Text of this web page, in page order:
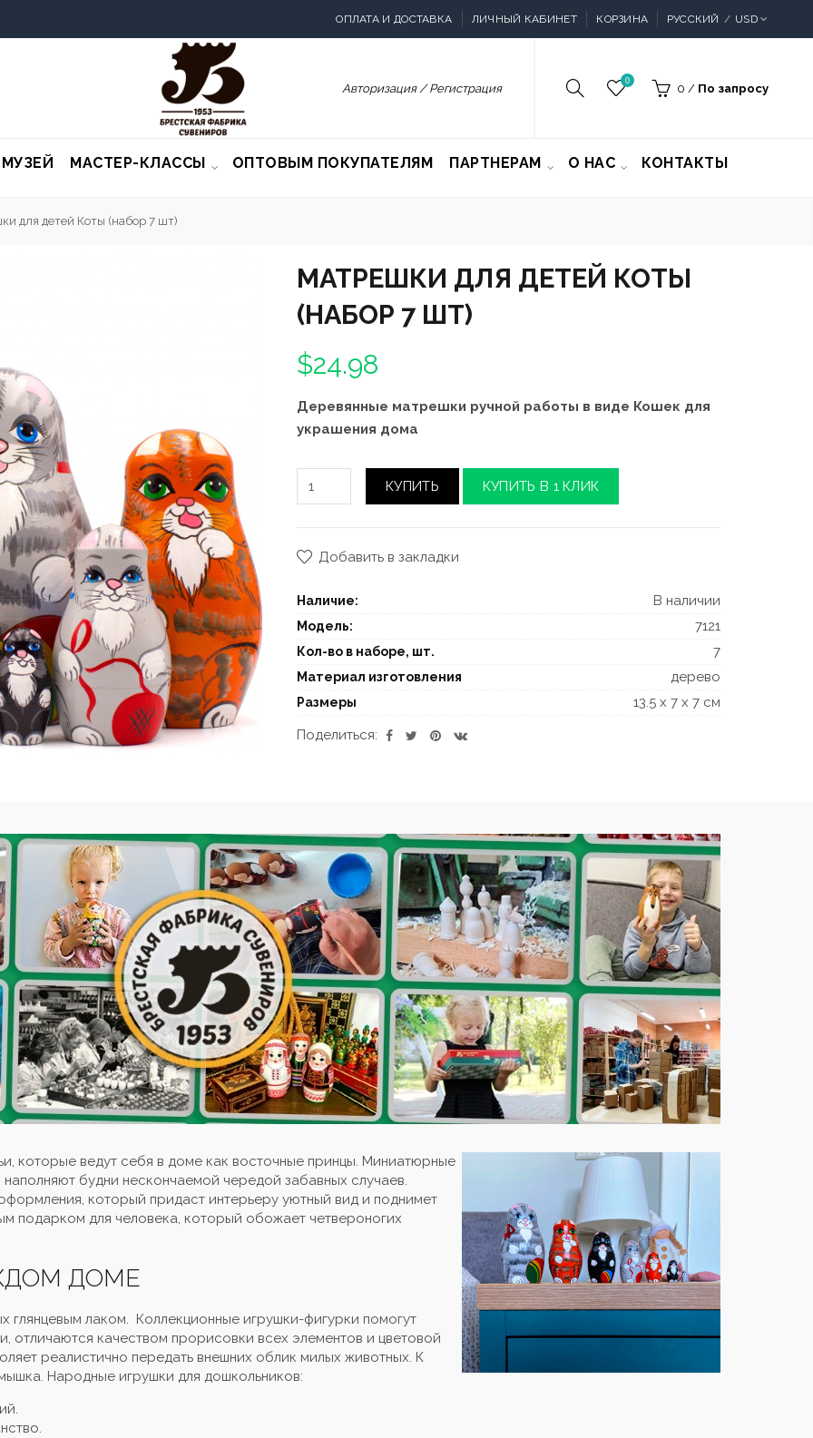
ОПЛАТА И ДОСТАВКА ЛИЧНЫЙ КАБИНЕТ КОРЗИНА РУССКИЙ USD
Авторизация / Регистрация
0
0 / По запросу
МАСТЕР-КЛАССЫ ОПТОВЫМ ПОКУПАТЕЛЯМ ПАРТНЕРАМ О НАС КОНТАКТЫ
для детей Коты (набор 7 шт)
МАТРЕШКИ ДЛЯ ДЕТЕЙ КОТЫ
(НАБОР 7 ШТ)
$24.98
Деревянные матрешки ручной работы в виде Кошек для
украшения дома
КУПИТЬ КУПИТЬ В 1 КЛИК
Добавить в закладки
Наличие: В наличии
Модель: 7121
Кол-во в наборе, шт. 7
Материал изготовления дерево
Размеры
13.5 x 7 x 7 см
Поделиться:
которые ведут себя в доме как восточные принцы. Миниатюрные
будни нескончаемой чередой забавных случаев.
который придаст интерьеру уютный вид и поднимет
подарком для человека, который обожает четвероногих
ДОМЕ
глянцевым лаком. Коллекционные игрушки-фигурки помогут
отличаются качеством прорисовки всех элементов и цветовой
реалистично передать внешних облик милых животных. К
Народные игрушки для дошкольников: